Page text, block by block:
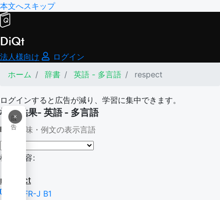
本文へスキップ
DiQt
法人様向け
ログイン
ホーム
辞書 英語 - 多言語 respect
ログインすると広告が減り、学習に集中できます。
×
広
告
検索結果- 英語 - 多言語
意味・例文の表示言語
検索内容:
respect
CEFR-J B1